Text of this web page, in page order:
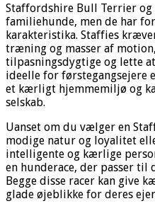
Staffordshire Bull Terrier og
familiehunde, men de har
karakteristika. Staffies
træning og masser af
tilpasningsdygtige og lette
ideelle for førstegangsejere
et kærligt hjemmemiljø og
selskab.
Uanset om du vælger en
modige natur og loyalitet
intelligente og kærlige
en hunderace, der passer
Begge disse racer kan give
glade øjeblikke for deres